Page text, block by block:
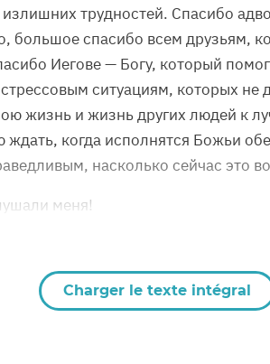
трудностей. Спасибо
большое спасибо всем друзьям,
Иегове — Богу, который
ситуациям, которых
жизнь и жизнь других людей к
когда исполнятся Божьи
насколько сейчас это
меня!
Charger le texte intégral